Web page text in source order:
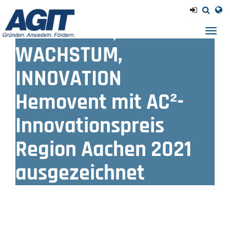
PM 13/21 - AC² -
GRÜNDUNG,
WACHSTUM,
INNOVATION
Hemovent mit AC²-
Innovationspreis
Region Aachen 2021
ausgezeichnet